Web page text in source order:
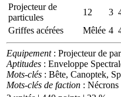
Projecteur de
particules
12 3
Griffes acérées
Mêlée 4
Equipement: Projecteur de
Aptitudes : Enveloppe
Mots-clés : Bête, Canoptek,
Mots-clés de faction : Nécrons